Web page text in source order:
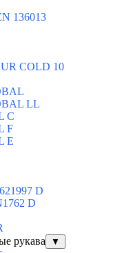
136013
COLD 10
LL
C
F
E
D
D
рукава
▼